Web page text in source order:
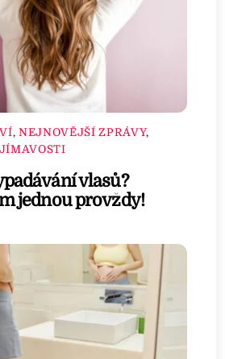
, NEJNOVĚJŠÍ ZPRÁVY,
vlasů?
jednou provždy!